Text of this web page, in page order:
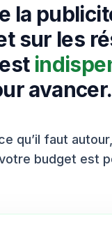
la
sur les
avancer.
qu’il faut
budget est